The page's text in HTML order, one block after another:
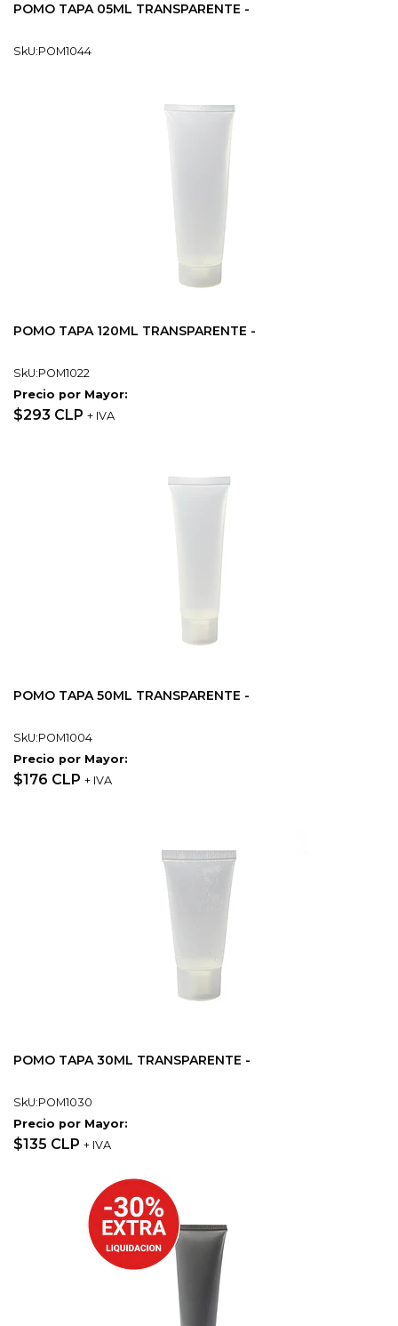
POMO TAPA 05ML TRANSPARENTE -
SkU:POM1044
POMO TAPA 120ML TRANSPARENTE -
SkU:POM1022
Precio por Mayor:
$293 CLP + IVA
POMO TAPA 50ML TRANSPARENTE -
SkU:POM1004
Precio por Mayor:
$176 CLP + IVA
POMO TAPA 30ML TRANSPARENTE -
SkU:POM1030
Precio por Mayor:
$135 CLP + IVA